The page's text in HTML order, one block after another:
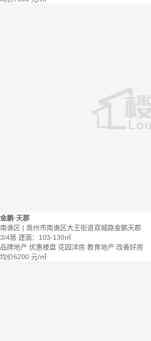
金鹏·天郡
南谯区 | 滁州市南谯区大王街道双城路金鹏天郡
3/4居 建面：103-130㎡
品牌地产 优惠楼盘 花园洋房 教育地产 改善好房
均价6200 元/㎡